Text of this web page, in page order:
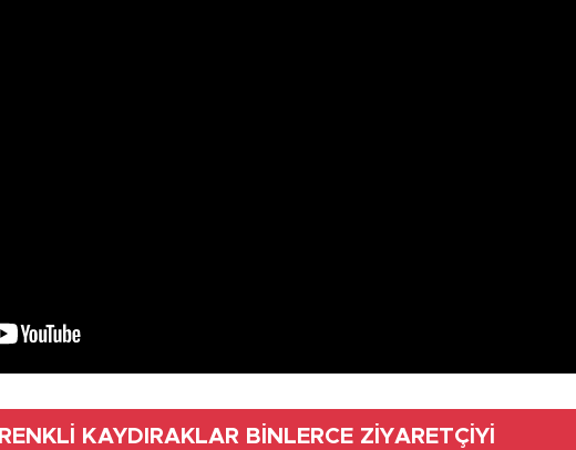
RENKLİ KAYDIRAKLAR BİNLERCE ZİYARETÇİYİ